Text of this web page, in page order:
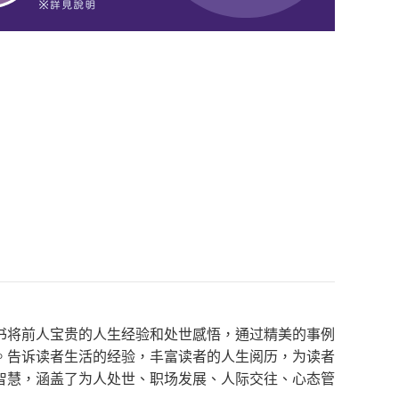
前人宝贵的人生经验和处世感悟，通过精美的事例
诉读者生活的经验，丰富读者的人生阅历，为读者
，涵盖了为人处世、职场发展、人际交往、心态管